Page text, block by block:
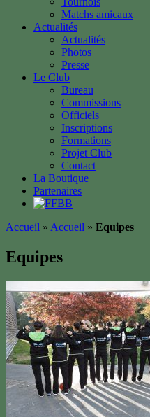
Matchs amicaux
Actualités
Actualités
Photos
Presse
Le Club
Bureau
Commissions
Officiels
Inscriptions
Formations
Projet Club
Contact
La Boutique
Partenaires
Accueil » Accueil » Equipes
Equipes